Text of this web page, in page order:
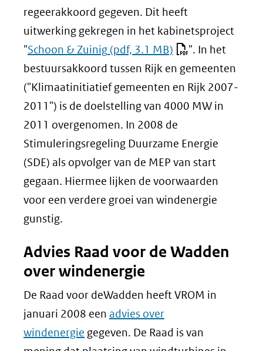
regeerakkoord gegeven. Dit heeft
uitwerking gekregen in het kabinetsproject
"Schoon & Zuinig (pdf, 3.1 MB)
". In het
bestuursakkoord tussen Rijk en gemeenten
("Klimaatinitiatief gemeenten en Rijk 2007-
2011") is de doelstelling van 4000 MW in
2011 overgenomen. In 2008 de
Stimuleringsregeling Duurzame Energie
(SDE) als opvolger van de MEP van start
gegaan. Hiermee lijken de voorwaarden
voor een verdere groei van windenergie
gunstig.
Advies Raad voor de Wadden
over windenergie
De Raad voor deWadden heeft VROM in
januari 2008 een advies over
windenergie gegeven. De Raad is van